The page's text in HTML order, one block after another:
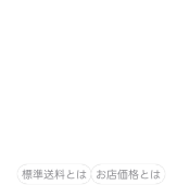
標準送料とは お店価格とは